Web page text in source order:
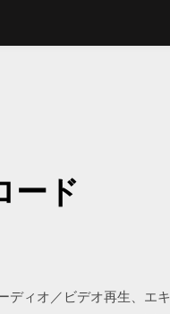
ード
ディオ／ビデオ再生、エキ